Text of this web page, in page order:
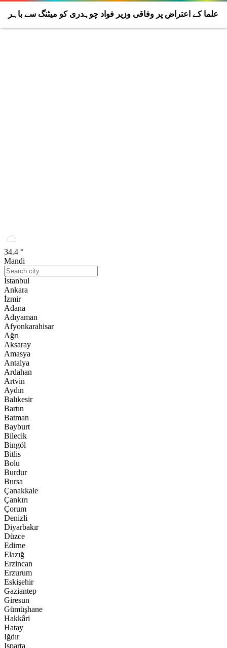
34.4 °
Mandi
İstanbul
Ankara
İzmir
Adana
Adıyaman
Afyonkarahisar
Ağrı
Aksaray
Amasya
Antalya
Ardahan
Artvin
Aydın
Balıkesir
Bartın
Batman
Bayburt
Bilecik
Bingöl
Bitlis
Bolu
Burdur
Bursa
Çanakkale
Çankırı
Çorum
Denizli
Diyarbakır
Düzce
Edirne
Elazığ
Erzincan
Erzurum
Eskişehir
Gaziantep
Giresun
Gümüşhane
Hakkâri
Hatay
Iğdır
Isparta
علما کے اعتراض پر وفاقی وزیر فواد چوہدری کو میٹنگ سے باہر